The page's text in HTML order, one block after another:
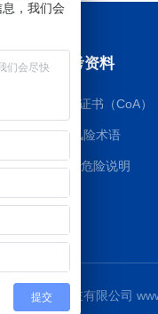
参考资料
质检证书（CoA）
RS风险术语
GHS危险说明
博湖生物科技有限公司
，我们会
提交